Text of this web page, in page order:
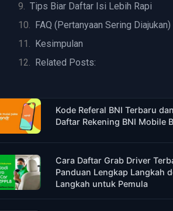
Tips Biar Daftar Isi Lebih Rapi
FAQ (Pertanyaan Sering Diajukan)
Kesimpulan
Related Posts:
Kode Referal BNI Terbaru
Daftar Rekening BNI Mobile
Cara Daftar Grab Driver
Panduan Lengkap Langkah
Langkah untuk Pemula